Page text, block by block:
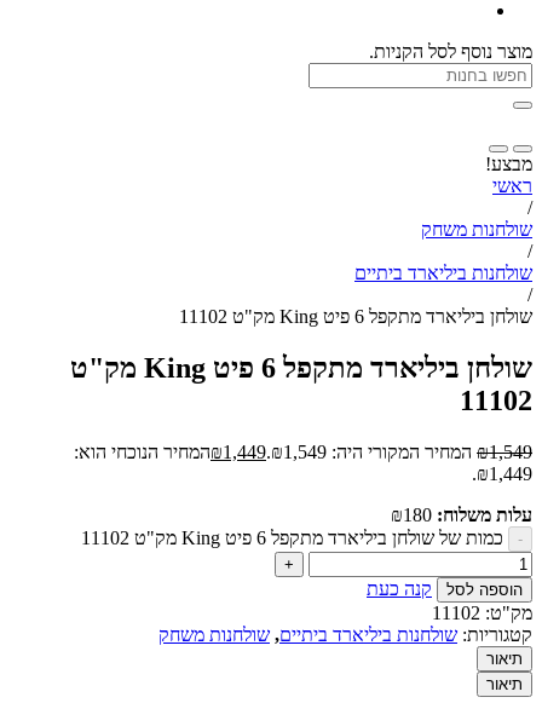
מוצר נוסף לסל הקניות.
מבצע!
ראשי
/
שולחנות משחק
/
שולחנות ביליארד ביתיים
/
שולחן ביליארד מתקפל 6 פיט King מק"ט 11102
שולחן ביליארד מתקפל 6 פיט King מק"ט
11102
₪1,549 המחיר המקורי היה: ₪1,549. ₪1,449
המחיר הנוכחי הוא:
₪1,449.
עלות משלוח:
₪180
כמות של שולחן ביליארד מתקפל 6 פיט King מק"ט 11102
הוספה לסל
קנה כעת
מק"ט: 11102
קטגוריות: שולחנות ביליארד ביתיים, שולחנות משחק
תיאור
תיאור